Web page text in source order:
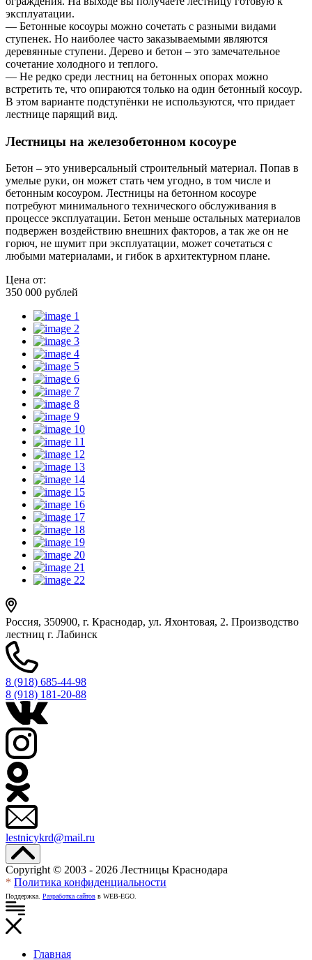
эксплуатации.
— Бетонные косоуры можно сочетать с разными видами
ступенек. Но наиболее часто заказываемыми являются
деревянные ступени. Дерево и бетон – это замечательное
сочетание холодного и теплого.
— Не редко среди лестниц на бетонных опорах можно
встретить те, что опираются только на один бетонный косоур.
В этом варианте подступёнки не используются, что придает
лестнице парящий вид.
Лестницы на железобетонном косоуре
Бетон – это универсальный строительный материал. Попав в
умелые руки, он может стать чем угодно, в том числе и
бетонным косоуром. Лестницы на бетонном косоуре
потребуют минимального технического обслуживания в
процессе эксплуатации. Бетон меньше остальных материалов
подвержен воздействию внешних факторов, а так же он не
горюч, не шумит при эксплуатации, может сочетаться с
любыми материалами, и гибок в архитектурном плане.
Цена от:
350 000 рублей
1
2
3
4
5
6
7
8
9
10
11
12
13
14
15
16
17
18
19
20
21
22
Россия, 350900, г. Краснодар, ул. Яхонтовая, 2. Производство
лестниц г. Лабинск
8 (918) 685-44-98
8 (918) 181-20-88
lestnicykrd@mail.ru
Copyright © 2003 - 2026 Лестницы Краснодара
* Политика конфиденциальности
Поддержка. Разработка сайтов в WEB-EGO.
Главная